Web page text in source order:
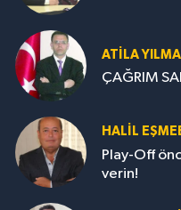
ATILA
ÇAĞRIM
HALIL
Play-Off
verin!